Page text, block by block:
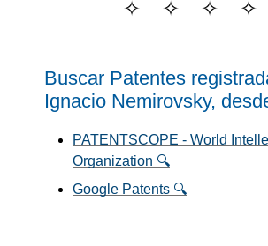
Buscar Patentes
Ignacio Nemirovsky,
PATENTSCOPE - World
Organization 🔍
Google Patents 🔍